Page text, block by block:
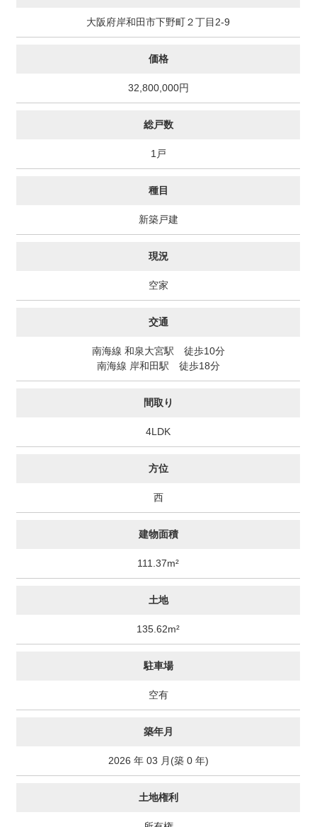
大阪府岸和田市下野町２丁目2-9
価格
32,800,000円
総戸数
1戸
種目
新築戸建
現況
空家
交通
南海線 和泉大宮駅 徒歩10分
南海線 岸和田駅 徒歩18分
間取り
4LDK
方位
西
建物面積
111.37m²
土地
135.62m²
駐車場
空有
築年月
2026 年 03 月(築 0 年)
土地権利